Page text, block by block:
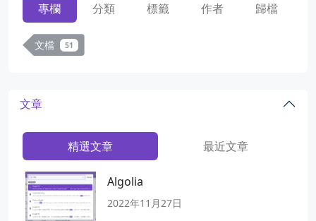
專欄 分類 標籤 作者 歸檔
文檔 51
文章
精選文章 最近文章
Algolia
2022年11月27日